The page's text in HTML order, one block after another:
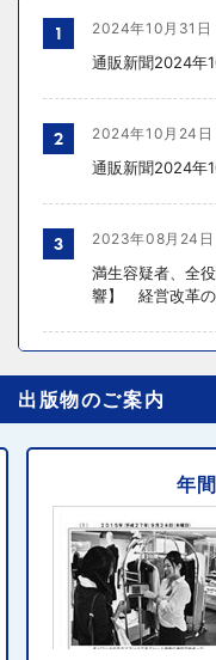
1 2024年10月31日
通販新聞2024年
2 2024年10月24日
通販新聞2024年
3 2023年08月24
満生容疑者、全
響】 経営改革の
4
元ディノスの石
共助型ネットワ
5 2024年10月31
消費者庁、美容
停止命令
2024年10月31
出版物のご案内
年